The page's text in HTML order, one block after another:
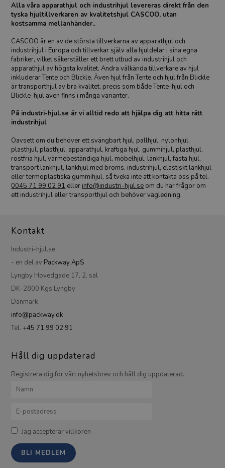
Alla våra apparathjul och industrihjul levereras direkt från den
tyska hjultillverkaren av kvalitetshjul CASCOO, utan
kostsamma mellanhänder..
CASCOO är en av de största tillverkarna av apparathjul och
industrihjul i Europa och tillverkar själv alla hjuldelar i sina egna
fabriker, vilket säkerställer ett brett utbud av industrihjul och
apparathjul av högsta kvalitet. Andra välkända tillverkare av hjul
inkluderar Tente och Blickle. Även hjul från Tente och hjul från Blickle
är transporthjul av bra kvalitet, precis som både Tente-hjul och
Blickle-hjul även finns i många varianter.
På industri-hjul.se är vi alltid redo att hjälpa dig att hitta rätt
industrihjul
Oavsett om du behöver ett svängbart hjul, pallhjul, nylonhjul,
plasthjul, plasthjul, apparathjul, kraftiga hjul, gummihjul, plasthjul,
rostfria hjul, värmebeständiga hjul, möbelhjul, länkhjul, fasta hjul,
transport länkhjul, länkhjul med broms, industrihjul, elastiskt länkhjul
eller termoplastiska gummihjul, så tveka inte att kontakta oss på tel.
0045 71 99 02 91 eller info@industri-hjul.se om du har frågor om
ett industrihjul eller transporthjul och behöver vägledning.
Kontakt
Industri-hjul.se
- en del av Packway ApS
Lyngby Hovedgade 17, 2. sal
DK-2800 Kgs Lyngby
Danmark
info@packway.dk
Tel. +45 71 99 02 91
Håll dig uppdaterad
Registrera dig för vårt nyhetsbrev och håll dig uppdaterad.
Jag accepterar villkoren